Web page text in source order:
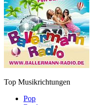
Top Musikrichtungen
Pop